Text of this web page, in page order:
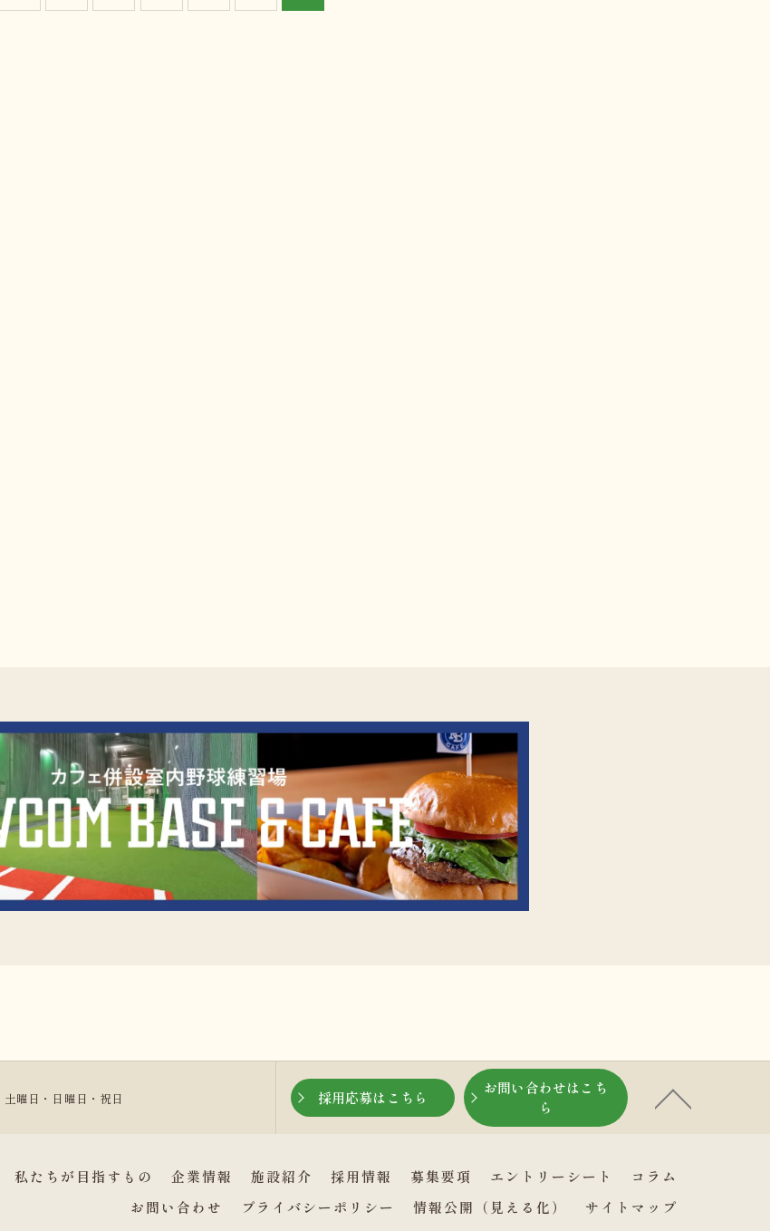
曜日・日曜日・祝日 採用応募はこちら
お問い合わせはこち
ら
私たちが目指すもの 企業情報 施設紹介 採用情報 募集要項 エントリーシート
コラム
お問い合わせ
プライバシーポリシー 情報公開（見える化） サイトマップ